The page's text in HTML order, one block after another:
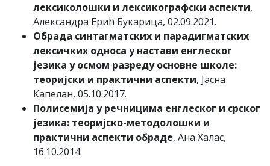
лексиколошки и лексикографски аспекти,
Александра Ерић Букарица, 02.09.2021.
Обрада синтагматских и парадигматских
лексичких односа у настави енглеског
језика у осмом разреду основне школе:
теоријски и практични аспекти, Јасна
Капелан, 05.10.2017.
Полисемија у речницима енглеског и срског
језика: теоријско-методолошки и
практични аспекти обраде, Ана Халас,
16.10.2014.